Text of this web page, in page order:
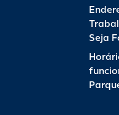
Seja